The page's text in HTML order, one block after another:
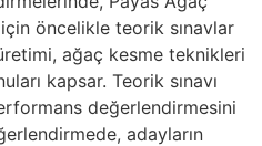
öncelikle teorik sınavlar
ağaç kesme teknikleri
kapsar. Teorik sınavı
değerlendirmesini
adayların